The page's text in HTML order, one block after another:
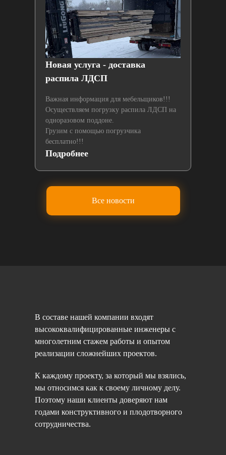
Новая услуга - доставка
распила ЛДСП
Важная информация для мебельщиков!!!
Осуществляем погрузку распила ЛДСП на
одноразовом поддоне.
Грузим с помощью погрузчика
бесплатно!!!
Подробнее
Все новости
В составе нашей компании входят
высококвалифицированные инженеры с
многолетним стажем работы и опытом
реализации сложнейших проектов.
К каждому проекту, за который мы взялись,
мы относимся как к своему личному делу.
Поэтому наши клиенты доверяют нам
годами конструктивного и плодотворного
сотрудничества.